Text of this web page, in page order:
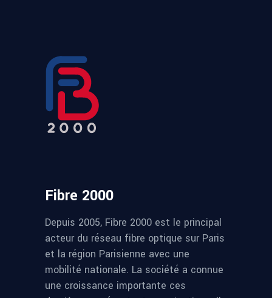
Fibre 2000
Depuis 2005, Fibre 2000 est le principal
acteur du réseau fibre optique sur Paris
et la région Parisienne avec une
mobilité nationale. La société a connue
une croissance importante ces